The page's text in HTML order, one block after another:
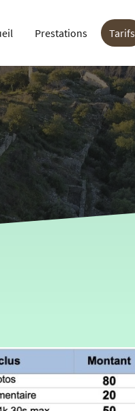
Prestations Tarifs